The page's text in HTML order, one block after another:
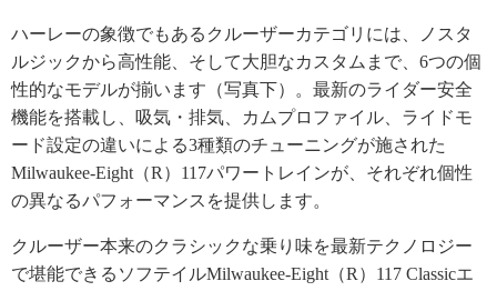
ハーレーの象徴でもあるクルーザーカテゴリには、ノスタ
ルジックから高性能、そして大胆なカスタムまで、6つの個
性的なモデルが揃います（写真下）。最新のライダー安全
機能を搭載し、吸気・排気、カムプロファイル、ライドモ
ード設定の違いによる3種類のチューニングが施された
Milwaukee-Eight（R）117パワートレインが、それぞれ個性
の異なるパフォーマンスを提供します。
クルーザー本来のクラシックな乗り味を最新テクノロジー
で堪能できるソフテイルMilwaukee-Eight（R）117 Classicエ